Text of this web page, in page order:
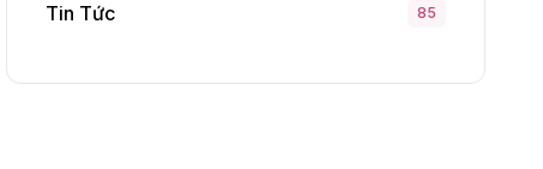
Tin Tức 85